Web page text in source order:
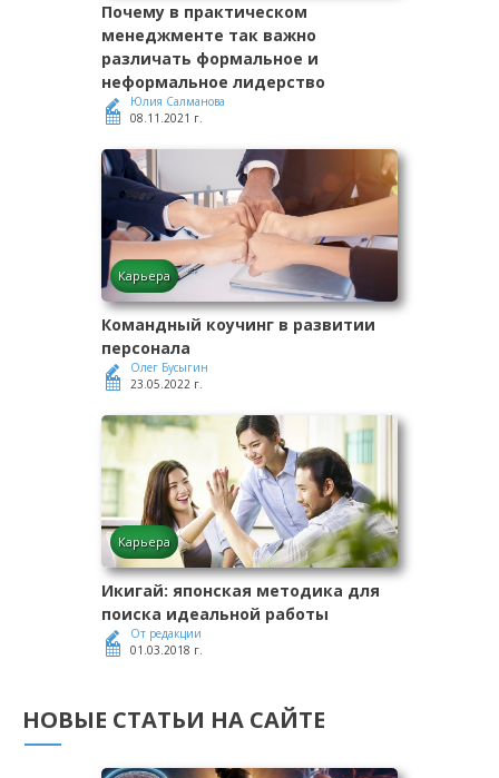
Почему в практическом
менеджменте так важно
различать формальное и
неформальное лидерство
Юлия Салманова
08.11.2021 г.
Карьера
Командный коучинг в развитии
персонала
Олег Бусыгин
23.05.2022 г.
Карьера
Икигай: японская методика для
поиска идеальной работы
От редакции
01.03.2018 г.
НОВЫЕ СТАТЬИ НА САЙТЕ